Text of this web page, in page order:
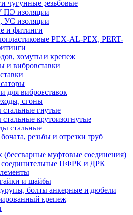
чугунные резьбовые
изоляции
УС изоляции
и фитинги
PEX-AL-PEX, PERT-
хомуты и крепеж
и вибровставки
для вибровставок
сгоны
гнутые
крутоизогнутые
стальные
резьбы и отрезки труб
(бессварные муфтовые соединения)
ПФРК и ДРК
и шайбы
болты анкерные и дюбели
крепеж